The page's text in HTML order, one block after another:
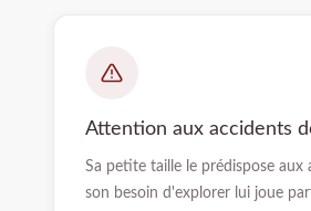
Attention aux accidents
Sa petite taille le prédispose aux
son besoin d'explorer lui joue